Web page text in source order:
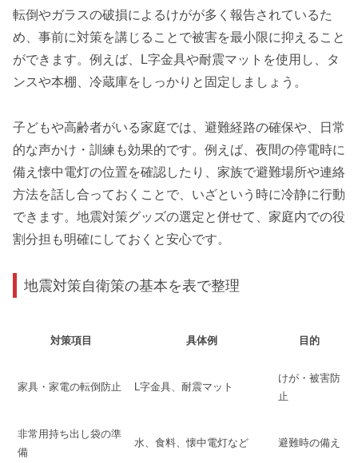
転倒やガラスの破損によるけがが多く報告されているた
め、事前に対策を講じることで被害を最小限に抑えること
ができます。例えば、L字金具や耐震マットを使用し、タ
ンスや本棚、冷蔵庫をしっかりと固定しましょう。
子どもや高齢者がいる家庭では、避難経路の確保や、日常
的な声かけ・訓練も効果的です。例えば、夜間の停電時に
備え懐中電灯の位置を確認したり、家族で避難場所や連絡
方法を話し合っておくことで、いざという時に冷静に行動
できます。地震対策グッズの選定と併せて、家庭内での役
割分担も明確にしておくと安心です。
地震対策自衛策の基本を表で整理
対策項目 具体例 目的
家具・家電の転倒防止 L字金具、耐震マット
けが・被害防
止
非常用持ち出し袋の準
備
水、食料、懐中電灯など 避難時の備え